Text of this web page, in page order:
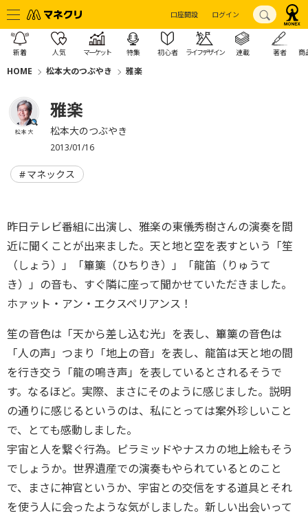
口座開設 ログイン
新着 人気 マーケット 特集 初心者 ライフデザイン 連載 著者 商
HOME 松本大のつぶやき 雅楽
松本 大
雅楽
松本大のつぶやき
2013/01/16
マネックス
昨日テレビ番組に出演し、雅楽の東儀秀樹さんの演奏を間
近に聞くことが出来ました。天と地と空を表すという「笙
（しょう）」「篳篥（ひちりき）」「龍笛（りゅうて
き）」の音も、すぐ隣に座って聞かせていただきました。
ホァット・アン・エクスペリアンス！
笙の音色は「天から差し込む光」を表し、篳篥の音色は
「人の声」つまり「地上の音」を表し、龍笛は天と地の間
を行き交う「龍の鳴き声」を表しているとされるそうで
す。なるほど。実際、まさにそのように感じました。説明
の通りに感じるというのは、私にとっては案外珍しいこと
で、とても感動しました。
宇宙と人を繋ぐ行為。ピラミッドやナスカの地上絵もそう
でしょうか。世界遺産での演奏もやられているとのこと
で、まさに神官というか、宇宙との交信をする道具とそれ
を使う人に会ったような気がしました。新しい出会いって